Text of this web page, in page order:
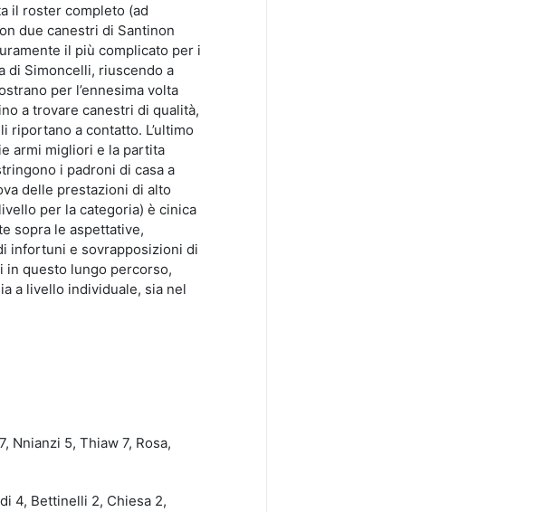
il roster completo (ad
due canestri di Santinon
il più complicato per i
di Simoncelli, riuscendo a
per l’ennesima volta
a trovare canestri di qualità,
a contatto. L’ultimo
armi migliori e la partita
i padroni di casa a
delle prestazioni di alto
per la categoria) è cinica
sopra le aspettative,
infortuni e sovrapposizioni di
in questo lungo percorso,
a livello individuale, sia nel
Nnianzi 5, Thiaw 7, Rosa,
4, Bettinelli 2, Chiesa 2,